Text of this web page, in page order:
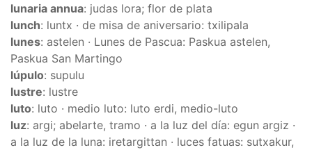
lunaria annua: judas lora; flor de plata
lunch: luntx · de misa de aniversario: txilipala
lunes: astelen · Lunes de Pascua: Paskua astelen,
Paskua San Martingo
lúpulo: supulu
lustre: lustre
luto: luto · medio luto: luto erdi, medio-luto
luz: argi; abelarte, tramo · a la luz del día: egun argiz ·
a la luz de la luna: iretargittan · luces fatuas: sutxakur,